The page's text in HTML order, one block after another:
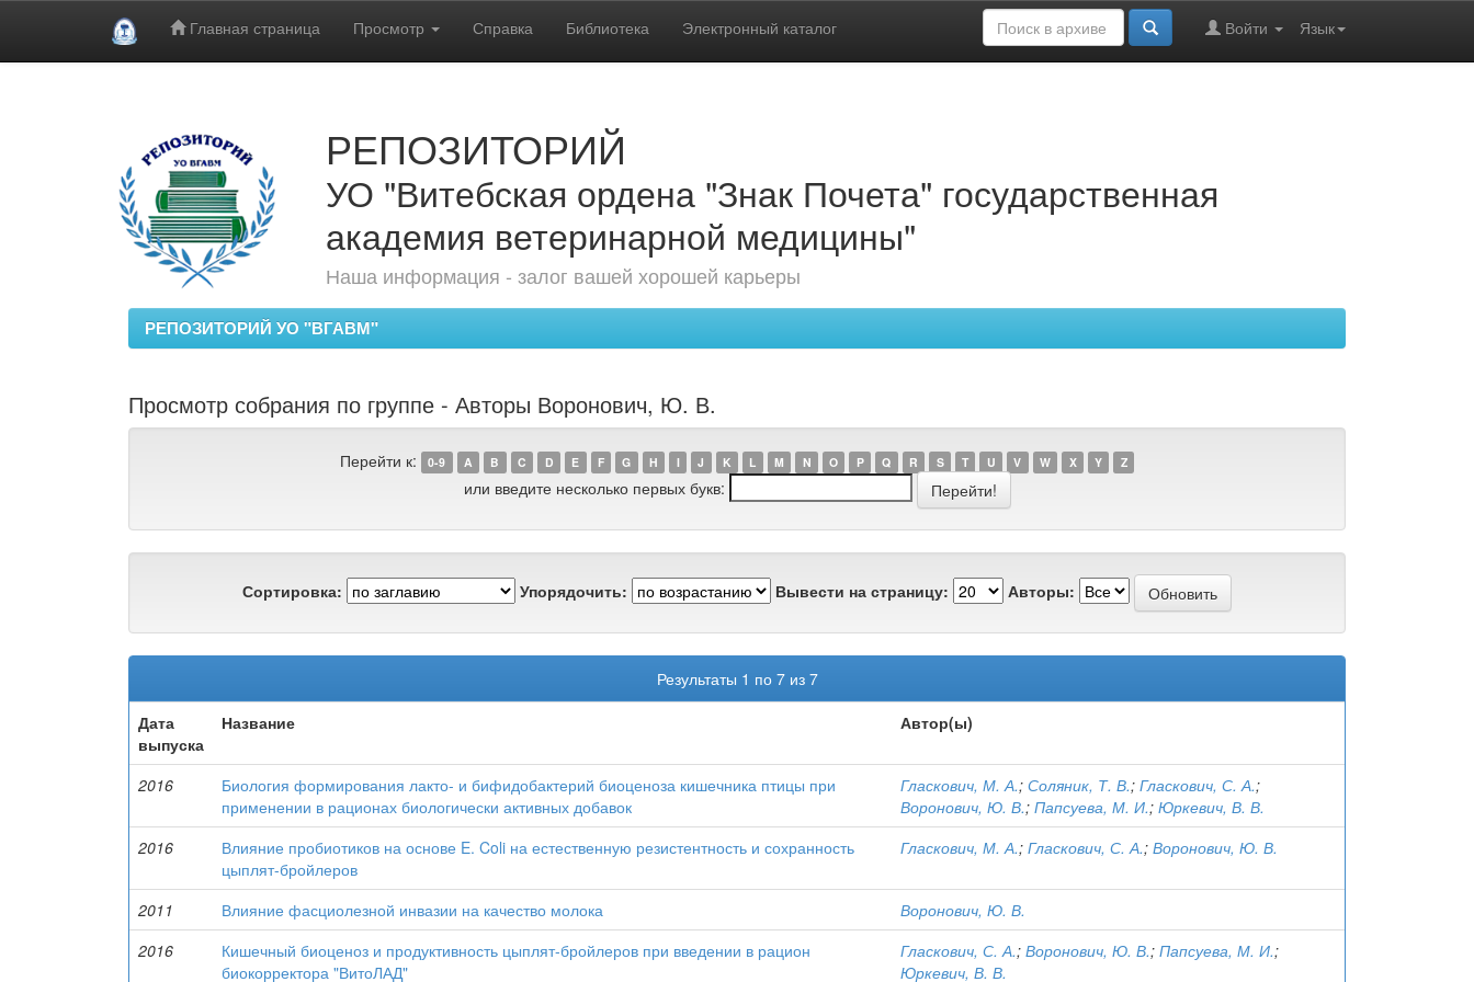
Главная страница Просмотр Справка Библиотека Электронный каталог Язык
Войти
РЕПОЗИТОРИЙ
УО "Витебская ордена "Знак Почета" государственная
академия ветеринарной медицины"
Наша информация - залог вашей хорошей карьеры
РЕПОЗИТОРИЙ УО "ВГАВМ"
Просмотр собрания по группе - Авторы Воронович, Ю. В.
Перейти к: 0-9 A B C D E F G H I J K L M N O P Q R S T U V W X Y Z
или введите несколько первых букв:
Сортировка: Упорядочить: Вывести на страницу: Авторы:
Результаты 1 по 7 из 7
Дата
выпуска
Название Автор(ы)
2016
Биология формирования лакто- и бифидобактерий биоценоза кишечника птицы при
применении в рационах биологически активных добавок
Гласкович, М. А.; Соляник, Т. В.; Гласкович, С. А.;
Воронович, Ю. В.; Папсуева, М. И.; Юркевич, В. В.
2016
Влияние пробиотиков на основе E. Coli на естественную резистентность и сохранность
цыплят-бройлеров
Гласкович, М. А.; Гласкович, С. А.; Воронович, Ю. В.
2011 Влияние фасциолезной инвазии на качество молока
Воронович, Ю. В.
2016
Кишечный биоценоз и продуктивность цыплят-бройлеров при введении в рацион
биокорректора "ВитоЛАД"
Гласкович, С. А.; Воронович, Ю. В.; Папсуева, М. И.;
Юркевич, В. В.